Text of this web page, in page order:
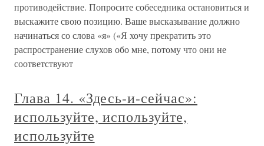
противодействие. Попросите собеседника остановиться и
выскажите свою позицию. Ваше высказывание должно
начинаться со слова «я» («Я хочу прекратить это
распространение слухов обо мне, потому что они не
соответствуют
Глава 14. «Здесь-и-сейчас»:
используйте, используйте,
используйте